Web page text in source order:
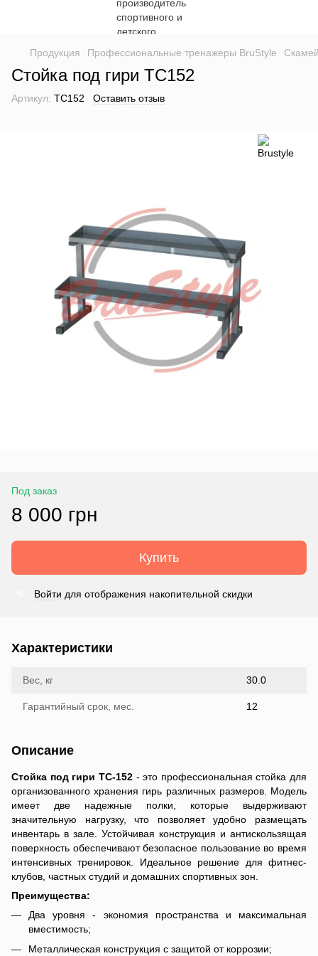
Продукция Профессиональные тренажеры BruStyle
Стойка под гири TC152
Артикул: TC152 Оставить отзыв
Под заказ
8 000 грн
Купить
Войти для отображения накопительной скидки
Характеристики
Вес, кг 30.0
Гарантийный срок, мес. 12
Описание
Стойка под гири TC-152- это профессиональная стойка для
организованного хранения гирь различных размеров. Модель
имеет две надежные полки, которые выдерживают
значительную нагрузку, что позволяет удобно размещать
инвентарь в зале. Устойчивая конструкция и антискользящая
поверхность обеспечивают безопасное пользование во время
интенсивных тренировок. Идеальное решение для фитнес-
клубов, частных студий и домашних спортивных зон.
Преимущества:
Два уровня - экономия пространства и максимальная
вместимость;
Металлическая конструкция с защитой от коррозии;